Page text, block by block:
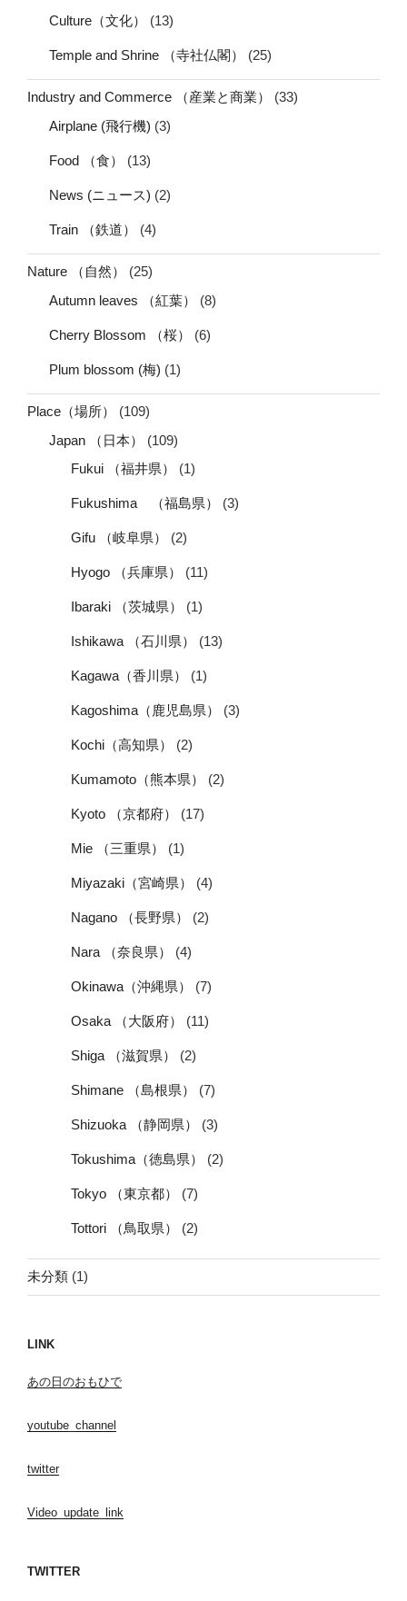
Culture（文化） (13)
Temple and Shrine （寺社仏閣） (25)
Industry and Commerce （産業と商業）
(33)
Airplane (飛行機) (3)
Food （食） (13)
News (ニュース) (2)
Train （鉄道） (4)
Nature （自然）
(25)
Autumn leaves （紅葉）
(8)
Cherry Blossom （桜） (6)
Plum blossom (梅) (1)
Place（場所）
(109)
Japan （日本）
(109)
Fukui （福井県）
(1)
Fukushima （福島県） (3)
Gifu （岐阜県） (2)
Hyogo （兵庫県） (11)
Ibaraki （茨城県） (1)
Ishikawa （石川県） (13)
Kagawa（香川県） (1)
Kagoshima（鹿児島県） (3)
Kochi（高知県） (2)
Kumamoto（熊本県） (2)
Kyoto （京都府） (17)
Mie （三重県） (1)
Miyazaki（宮崎県） (4)
Nagano （長野県） (2)
Nara （奈良県） (4)
Okinawa（沖縄県） (7)
Osaka （大阪府） (11)
Shiga （滋賀県） (2)
Shimane （島根県） (7)
Shizuoka （静岡県） (3)
Tokushima（徳島県） (2)
Tokyo （東京都） (7)
Tottori （鳥取県） (2)
未分類 (1)
LINK
あの日のおもひで
youtube_channel
twitter
Video_update_link
TWITTER